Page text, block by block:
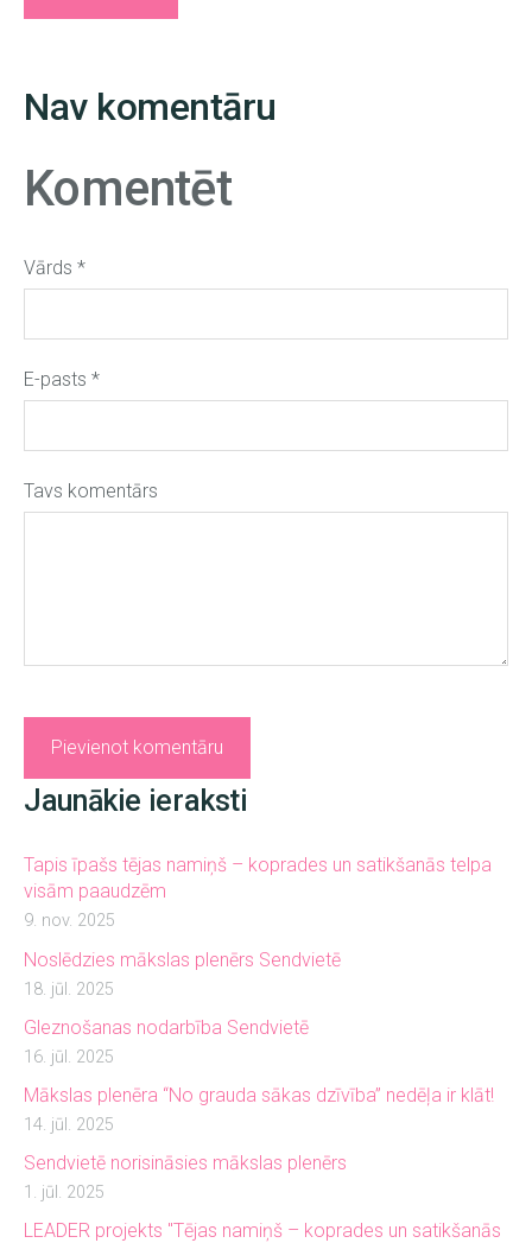
Jaunākie ieraksti
Tapis īpašs tējas namiņš – koprades un satikšanās telpa
visām paaudzēm
9. nov. 2025
Noslēdzies mākslas plenērs Sendvietē
18. jūl. 2025
Gleznošanas nodarbība Sendvietē
16. jūl. 2025
Mākslas plenēra “No grauda sākas dzīvība” nedēļa ir klāt!
14. jūl. 2025
Sendvietē norisināsies mākslas plenērs
1. jūl. 2025
LEADER projekts "Tējas namiņš – koprades un satikšanās
Nav komentāru
Komentēt
Vārds *
E-pasts *
Tavs komentārs